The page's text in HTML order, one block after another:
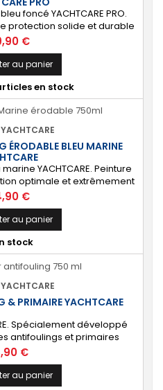
foncé YACHTCARE PRO.
protection solide et durable
polyester, bois et acier
aluminium). ⚙️ [Résistant]
et anti-salissures qui
durant une saison
bateaux rapides] Permet...
€
au panier
en stock
YACHTCARE
BLEU MARINE
YACHTCARE. Peinture
optimale et extrêmement
les bateaux jusqu’à 25
toutes les coques en
les salissures. Ne convient
alliages légers. 🔝 [Haute
lisse permettant...
€
au panier
stock
YACHTCARE
& PRIMAIRE YACHTCARE
Spécialement développé
antifoulings et primaires
L'adjonction de ce
de l’antifouling ou du
€
au panier